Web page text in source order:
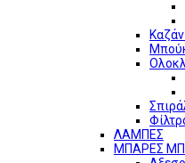
ΛΑΜΠΕΣ
ΜΠΑΡΕΣ